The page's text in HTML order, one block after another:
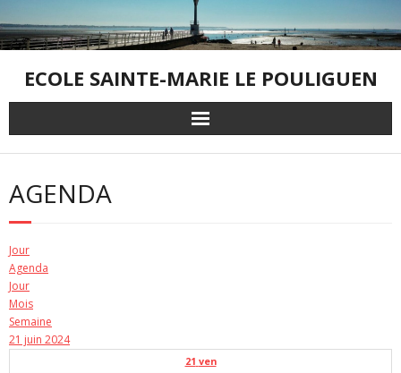
to
content
ECOLE SAINTE-MARIE LE POULIGUEN
AGENDA
Jour
Agenda
Jour
Mois
Semaine
21 juin 2024
21 ven